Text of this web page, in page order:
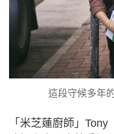
這段守候多年
「米芝蓮廚師」